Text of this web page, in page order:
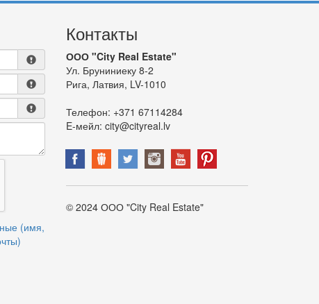
(имя,
Контакты
ООО "City Real Estate"
Ул. Бруниниеку 8-2
Рига, Латвия, LV-1010
Телефон: +371 67114284
E-мейл: city@cityreal.lv
© 2024 ООО "City Real Estate"